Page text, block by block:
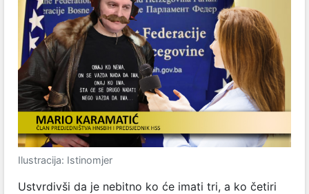
Ilustracija: Istinomjer
Ustvrdivši da je nebitno ko će imati tri, a ko četiri